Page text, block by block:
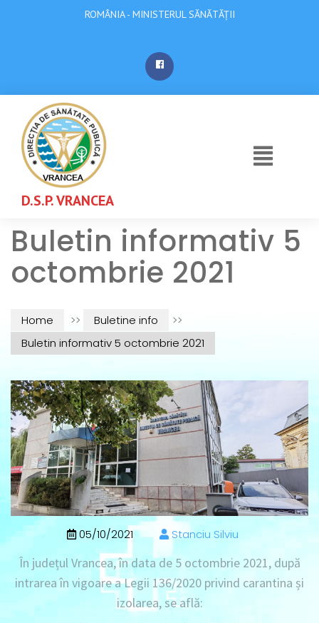
ROMÂNIA - MINISTERUL SĂNĂTĂȚII
D.S.P. VRANCEA
Buletin informativ 5
octombrie 2021
Home >> Buletine info
>>
Buletin informativ 5 octombrie 2021
05/10/2021 Stanciu Silviu
În județul Vrancea, în data de 5 octombrie 2021, după
intrarea în vigoare a Legii 136/2020 privind carantina și
izolarea, se află: